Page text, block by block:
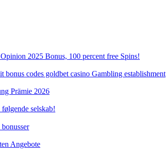
2025 Bonus, 100 percent free Spins!
codes goldbet casino Gambling establishment
Prämie 2026
selskab!
Angebote